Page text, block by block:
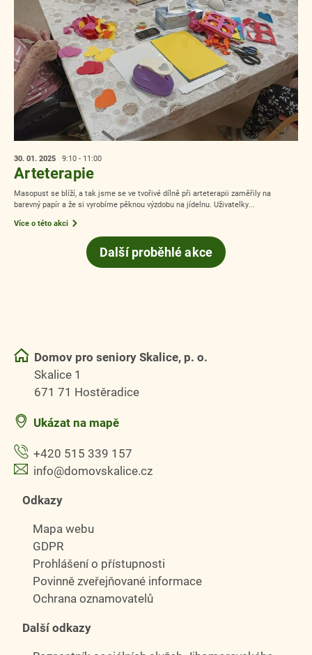
30. 01. 2025 9:10 - 11:00
Arteterapie
Masopust se blíží, a tak jsme se ve tvořivé dílně při arteterapii zaměřily na
barevný papír a že si vyrobíme pěknou výzdobu na jídelnu. Uživatelky...
Více o této akci
Další proběhlé akce
Domov pro seniory Skalice, p. o.
Skalice 1
671 71 Hostěradice
Ukázat na mapě
+420 515 339 157
info@domovskalice.cz
Odkazy
Mapa webu
GDPR
Prohlášení o přístupnosti
Povinně zveřejňované informace
Ochrana oznamovatelů
Další odkazy